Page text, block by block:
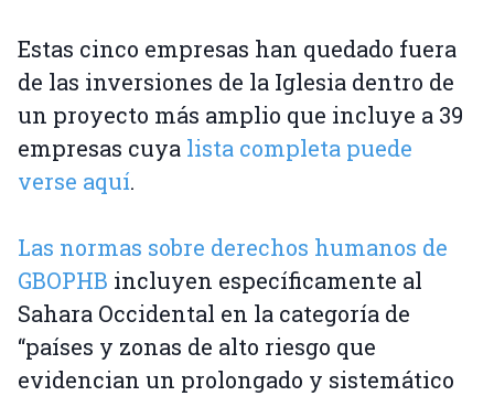
Estas cinco empresas han quedado fuera
de las inversiones de la Iglesia dentro de
un proyecto más amplio que incluye a 39
empresas cuya lista completa puede
verse aquí.
Las normas sobre derechos humanos de
GBOPHB incluyen específicamente al
Sahara Occidental en la categoría de
“países y zonas de alto riesgo que
evidencian un prolongado y sistemático